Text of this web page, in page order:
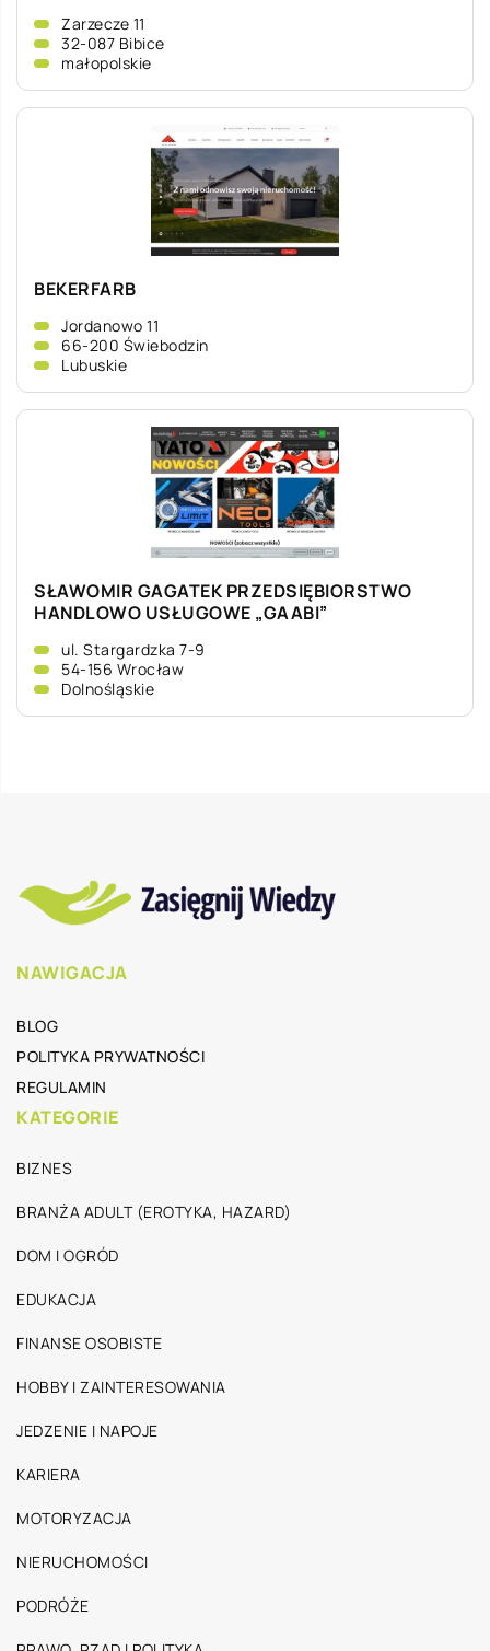
Zarzecze 11
32-087 Bibice
małopolskie
BEKERFARB
Jordanowo 11
66-200 Świebodzin
Lubuskie
SŁAWOMIR GAGATEK PRZEDSIĘBIORSTWO
HANDLOWO USŁUGOWE „GAABI”
ul. Stargardzka 7-9
54-156 Wrocław
Dolnośląskie
NAWIGACJA
BLOG
POLITYKA PRYWATNOŚCI
REGULAMIN
KATEGORIE
BIZNES
BRANŻA ADULT (EROTYKA, HAZARD)
DOM I OGRÓD
EDUKACJA
FINANSE OSOBISTE
HOBBY I ZAINTERESOWANIA
JEDZENIE I NAPOJE
KARIERA
MOTORYZACJA
NIERUCHOMOŚCI
PODRÓŻE